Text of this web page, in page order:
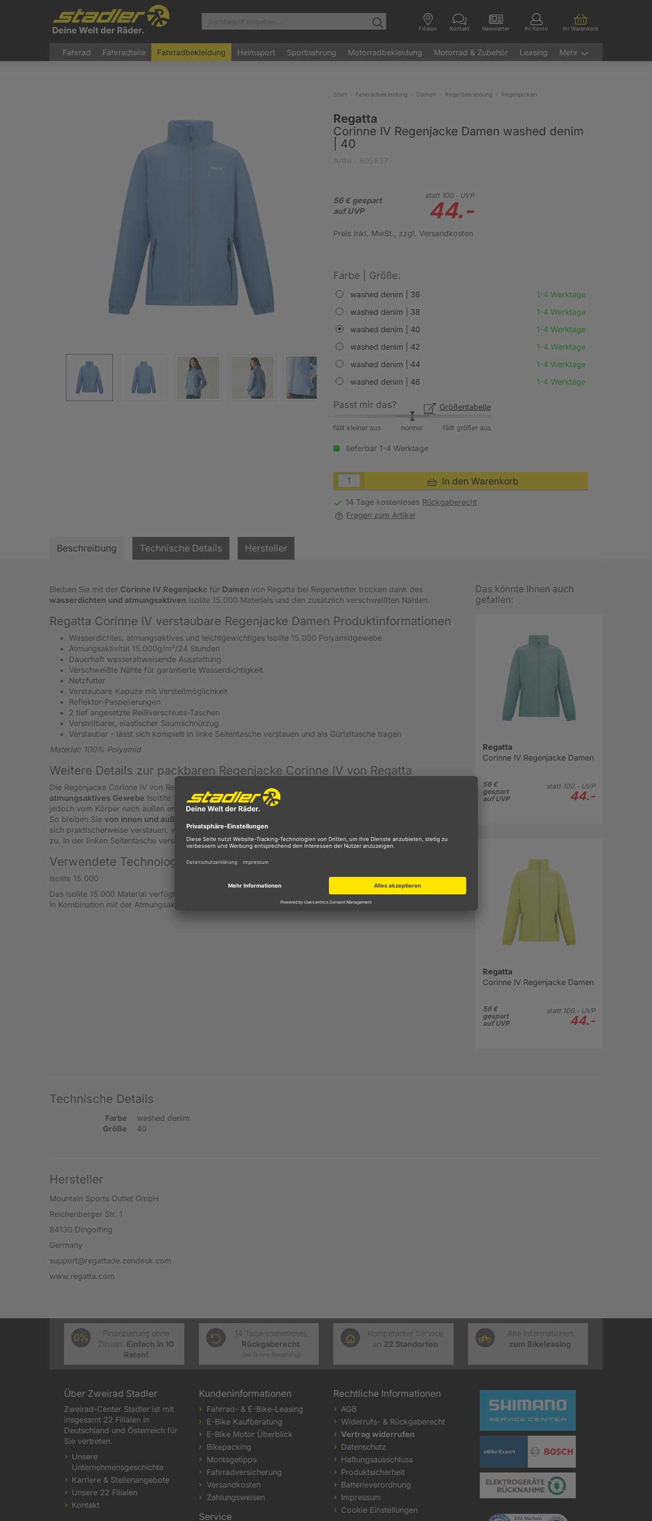
Filialen Kontakt Newsletter Ihr Konto Ihr Warenkorb
Fahrrad Fahrradteile Fahrradbekleidung Heimsport Sportnahrung Motorradbekleidung Motorrad & Zubehör Leasing Mehr
Start Fahrradbekleidung Damen Regenbekleidung Regenjacken
Regatta
Corinne IV Regenjacke Damen washed denim
| 40
56 € gespart
auf UVP
statt 100.-UVP
44.-
Preis inkl. MwSt., zzgl. Versandkosten
Farbe | Größe:
washed denim | 36
1-4 Werktage
washed denim | 38
1-4 Werktage
washed denim | 40
1-4 Werktage
washed denim | 42
1-4 Werktage
washed denim | 44
1-4 Werktage
washed denim | 46
1-4 Werktage
Größentabelle
Passt mir das?
fällt kleiner aus fällt größer aus
normal
lieferbar 1-4 Werktage
In den Warenkorb
14 Tage kostenloses Rückgaberecht
Fragen zum Artikel
Beschreibung Technische Details Hersteller
Bleiben Sie mit der Corinne IV Regenjacke für Damen von Regatta bei Regenwetter trocken dank des
wasserdichten und atmungsaktiven Isolite 15.000 Materials und den zusätzlich verschweißten Nähten.
Regatta Corinne IV verstaubare Regenjacke Damen Produktinformationen
Wasserdichtes, atmungsaktives und leichtgewichtiges Isolite 15.000 Polyamidgewebe
Atmungsaktivität 15.000g/m²/24 Stunden
Dauerhaft wasserabweisende Ausstattung
Verschweißte Nähte für garantierte Wasserdichtigkeit
Netzfutter
Verstaubare Kapuze mit Verstellmöglichkeit
Reflektor-Paspelierungen
2 tief angesetzte Reißverschluss-Taschen
Verstellbarer, elastischer Saumschnürzug
Verstaubar - lässt sich komplett in linke Seitentasche verstauen und als Gürteltasche tragen
Material: 100% Polyamid
Weitere Details zur packbaren Regenjacke Corinne IV von Regatta
Die Regenjacke Corinne IV von Regatta für Damen überzeugt durch ihr
atmungsaktives Gewebe Isoltite 15.000. Nässe kann nicht nach innen eindringen, entstehende Feuchtigkeit
jedoch vom Körper nach außen entweichen. Die Nähte sind für den kompletten Witterungsschutz verschweißt.
So bleiben Sie von innen und außen trocken.
sich praktischerweise verstauen, wenn Sie gerade nicht benötigt wird. Das trifft auch auf die ganze Regenjacke
zu. In der linken Seitentasche verstaut, lässt sie sich als Gürteltasche tragen.
Verwendete Technologie
Isolite 15.000
Das Isolite 15.000 Material verfügt über eine Wassersäule von 15.000 mm und hält Sie damit bei Regen trocken.
In Kombination mit der Atmungsaktivität ist für ein trockenes Hautgefühl gesorgt.
Das könnte Ihnen auch
gefallen:
Regatta
Corinne IV Regenjacke Damen
56 €
gespart
auf UVP
statt 100.-UVP
44.-
Regatta
Corinne IV Regenjacke Damen
56 €
gespart
auf UVP
statt 100.-UVP
44.-
Technische Details
Farbe
washed denim
Größe
40
Hersteller
Mountain Sports Outlet GmbH
Reichenberger Str. 1
84130 Dingolfing
Germany
support@regattade.zendesk.com
www.regatta.com
0%
Finanzierung ohne
Zinsen: Einfach in 10
Raten!
14 Tage kostenloses
Rückgaberecht
(bei Online-Bestellung)
Kompetenter Service
an 22 Standorten
Alle Informationen
zum Bikeleasing
Über Zweirad Stadler
Zweirad-Center Stadler ist mit
insgesamt 22 Filialen in
Deutschland und Österreich für
Sie vertreten.
Unsere
Unternehmensgeschichte
Karriere & Stellenangebote
Unsere 22 Filialen
Kontakt
Kundeninformationen
Fahrrad- & E-Bike-Leasing
E-Bike Kaufberatung
E-Bike Motor Überblick
Bikepacking
Montagetipps
Fahrradversicherung
Versandkosten
Zahlungsweisen
Service
Rechtliche Informationen
AGB
Widerrufs- & Rückgaberecht
Vertrag widerrufen
Datenschutz
Haftungsausschluss
Produktsicherheit
Batterieverordnung
Impressum
Cookie Einstellungen